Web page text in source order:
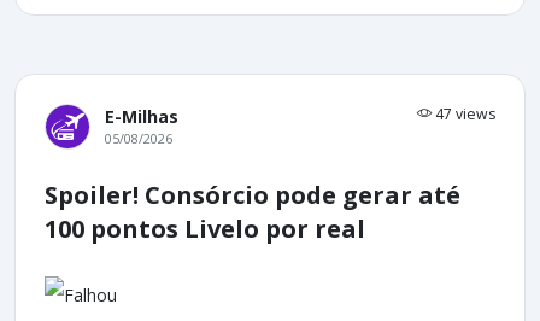
E-Milhas 47 views
05/08/2026
Spoiler! Consórcio pode gerar até
100 pontos Livelo por real